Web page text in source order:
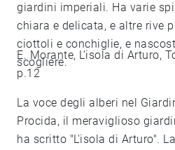
giardini imperiali. Ha varie
chiara e delicata, e altre rive
ciottoli e conchiglie, e
scogliere.
E. Morante, L’isola di Arturo,
p.12
La voce degli alberi nel
Procida, il meraviglioso
ha scritto "L'isola di Arturo".